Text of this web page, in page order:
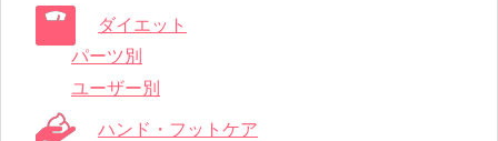
ダイエット
パーツ別
ユーザー別
ハンド・フットケア